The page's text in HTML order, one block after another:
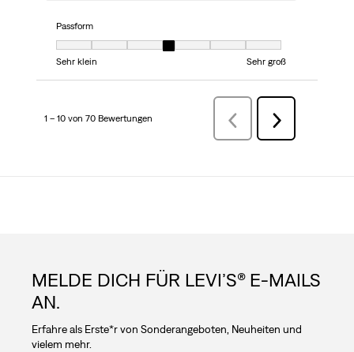
Passform
Passform, 4 von 7, wobei 1 gleich Sehr klein ist und 7 gleich Sehr groß
Sehr klein
Sehr groß
1 – 10 von 70 Bewertungen ZurückBewertungen
Weiter
Bewertungen
MELDE DICH FÜR LEVI’S® E-MAILS
AN.
Erfahre als Erste*r von Sonderangeboten, Neuheiten und
vielem mehr.